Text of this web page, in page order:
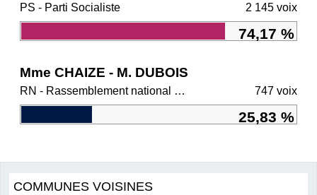
PS - Parti Socialiste 2 145 voix
74,17 %
Mme CHAIZE - M. DUBOIS
RN - Rassemblement national et ses alliés 747 voix
25,83 %
COMMUNES VOISINES